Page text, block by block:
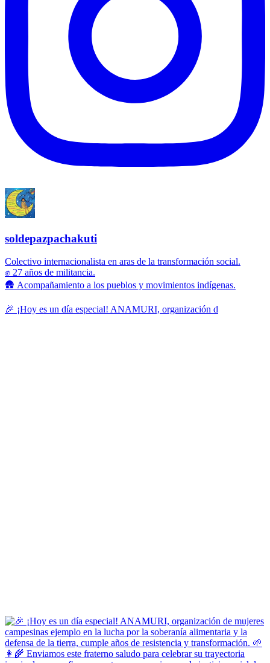
soldepazpachakuti
Colectivo internacionalista en aras de la transformación social.
✊ 27 años de militancia.
🛖 Acompañamiento a los pueblos y movimientos indígenas.
🎉 ¡Hoy es un día especial! ANAMURI, organización d